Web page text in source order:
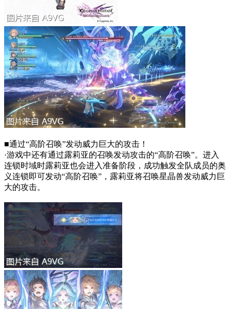
■通过“高阶召唤”发动威力巨大的攻击！
·游戏中还有通过露莉亚的召唤发动攻击的“高阶召唤”。进入
连锁时域时露莉亚也会进入准备阶段，成功触发全队成员的奥
义连锁即可发动“高阶召唤”，露莉亚将召唤星晶兽发动威力巨
大的攻击。